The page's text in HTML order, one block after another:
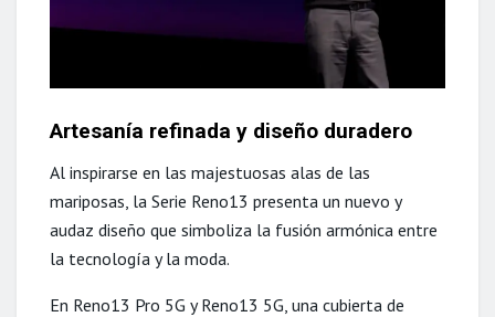
Artesanía refinada y diseño duradero
Al inspirarse en las majestuosas alas de las
mariposas, la Serie Reno13 presenta un nuevo y
audaz diseño que simboliza la fusión armónica entre
la tecnología y la moda.
En Reno13 Pro 5G y Reno13 5G, una cubierta de